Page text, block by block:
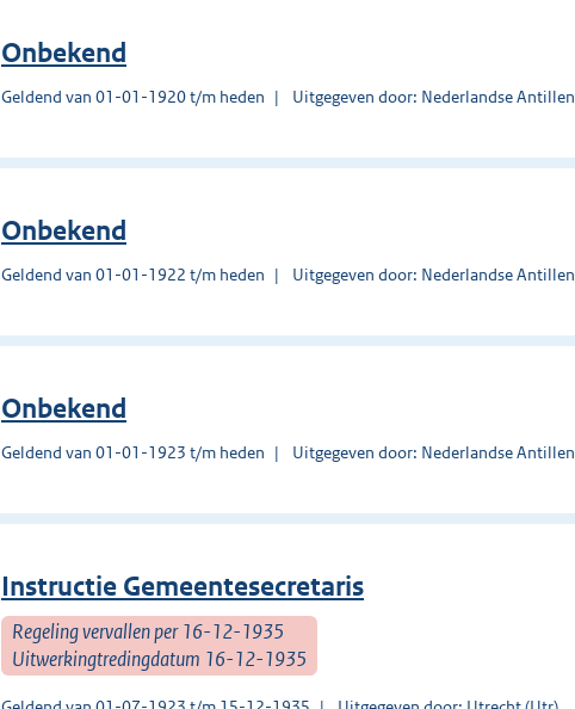
Onbekend
Geldend van 01-01-1920 t/m heden Uitgegeven door: Nederlandse Antillen
Onbekend
Geldend van 01-01-1922 t/m heden Uitgegeven door: Nederlandse Antillen
Onbekend
Geldend van 01-01-1923 t/m heden Uitgegeven door: Nederlandse Antillen
Instructie Gemeentesecretaris
Regeling vervallen per 16-12-1935
Uitwerkingtredingdatum 16-12-1935